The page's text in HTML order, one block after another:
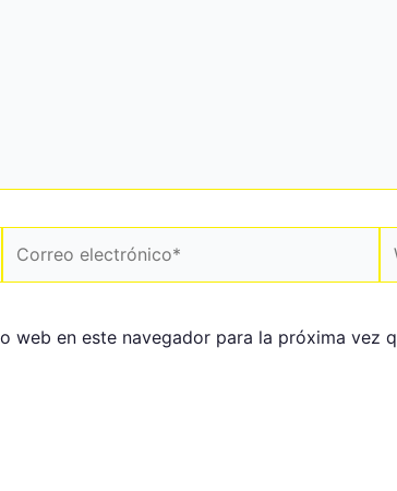
web en este navegador para la próxima vez